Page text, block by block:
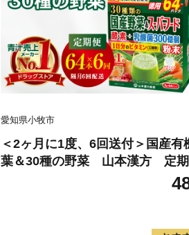
２．お礼
浜頓別町ふ
営業時間
TEL：０１
Mail：
愛知県小牧市
＜2ヶ月に1度、6回送付＞国産有
葉＆30種の野菜 山本漢方 定